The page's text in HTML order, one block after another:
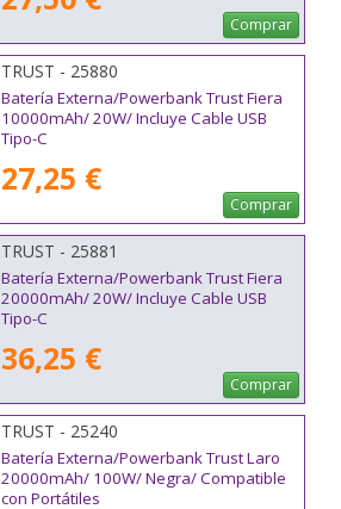
Comprar
TRUST - 25880
Batería Externa/Powerbank Trust Fiera
10000mAh/ 20W/ Incluye Cable USB
Tipo-C
27,25 €
Comprar
TRUST - 25881
Batería Externa/Powerbank Trust Fiera
20000mAh/ 20W/ Incluye Cable USB
Tipo-C
36,25 €
Comprar
TRUST - 25240
Batería Externa/Powerbank Trust Laro
20000mAh/ 100W/ Negra/ Compatible
con Portátiles